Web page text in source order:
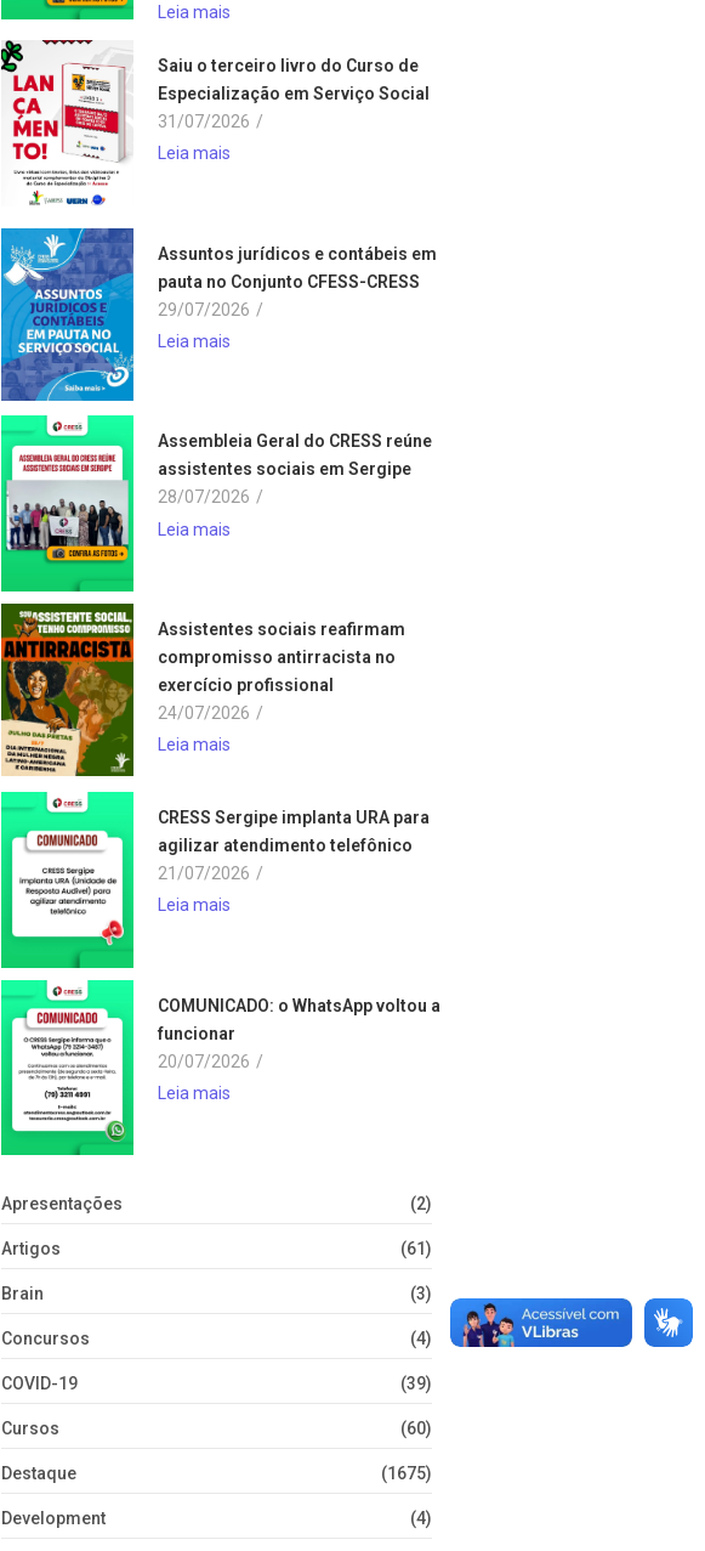
Leia mais
Saiu o terceiro livro do Curso de
Especialização em Serviço Social
31/07/2026 /
Leia mais
Assuntos jurídicos e contábeis em
pauta no Conjunto CFESS-CRESS
29/07/2026 /
Leia mais
Assembleia Geral do CRESS reúne
assistentes sociais em Sergipe
28/07/2026 /
Leia mais
Assistentes sociais reafirmam
compromisso antirracista no
exercício profissional
24/07/2026 /
Leia mais
CRESS Sergipe implanta URA para
agilizar atendimento telefônico
21/07/2026 /
Leia mais
COMUNICADO: o WhatsApp voltou a
funcionar
20/07/2026 /
Leia mais
Apresentações (2)
Artigos (61)
Brain (3)
Concursos (4)
COVID-19 (39)
Cursos (60)
Destaque (1675)
Development (4)